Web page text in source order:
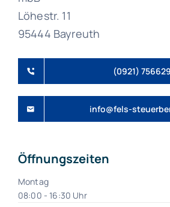
Löhestr. 11
95444 Bayreuth
(0921)
info@fels-
Öffnungszeiten
Montag
08:00 - 16:30 Uhr